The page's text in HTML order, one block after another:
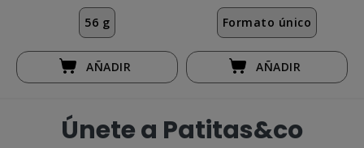
56 g
AÑADIR
Formato único
AÑADIR
Únete a Patitas&co